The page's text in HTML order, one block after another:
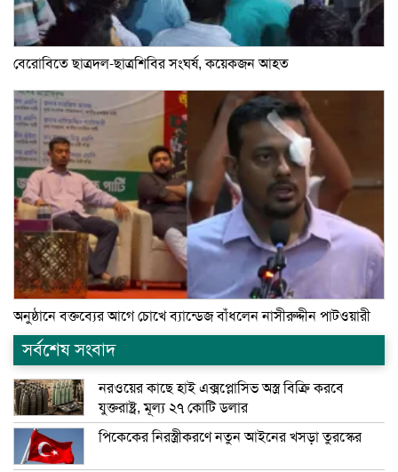
বেরোবিতে ছাত্রদল-ছাত্রশিবির সংঘর্ষ, কয়েকজন আহত
অনুষ্ঠানে বক্তব্যের আগে চোখে ব্যান্ডেজ বাঁধলেন নাসীরুদ্দীন পাটওয়ারী
সর্বশেষ সংবাদ
নরওয়ের কাছে হাই এক্সপ্লোসিভ অস্ত্র বিক্রি করবে
যুক্তরাষ্ট্র, মূল্য ২৭ কোটি ডলার
পিকেকের নিরস্ত্রীকরণে নতুন আইনের খসড়া তুরস্কের